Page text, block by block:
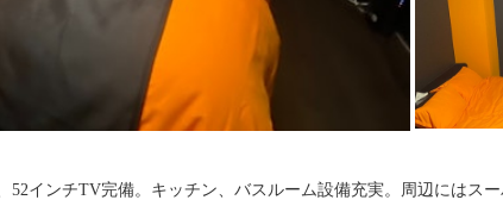
52インチTV完備。キッチン、バスルーム設備充実。周辺にはス